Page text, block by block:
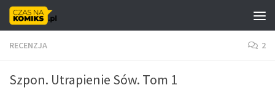
Skip to content
RECENZJA 2
Szpon. Utrapienie Sów. Tom 1